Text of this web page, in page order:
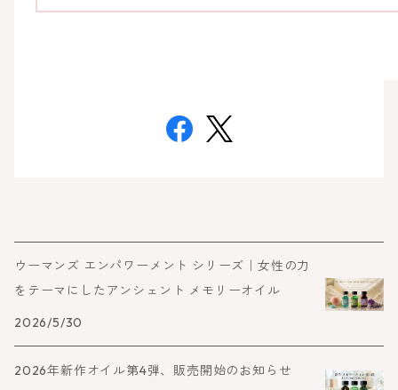
ウーマンズ エンパワーメント シリーズ｜女性の力
をテーマにしたアンシェント メモリーオイル
2026/5/30
2026年新作オイル第4弾、販売開始のお知らせ